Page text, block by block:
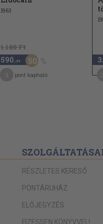
1963
1.180 Ft
590 ,-Ft 50
pont kapható
RÉSZLETES KERESŐ
PONTÁRUHÁZ
ELŐJEGYZÉS
FIZESSEN KÖNYVVEL!